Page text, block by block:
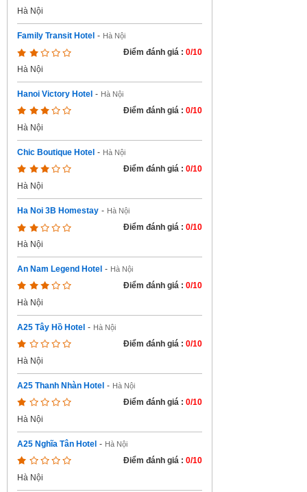
Hà Nội
Family Transit Hotel - Hà Nội
Điểm đánh giá : 0/10
Hà Nội
Hanoi Victory Hotel - Hà Nội
Điểm đánh giá : 0/10
Hà Nội
Chic Boutique Hotel - Hà Nội
Điểm đánh giá : 0/10
Hà Nội
Ha Noi 3B Homestay - Hà Nội
Điểm đánh giá : 0/10
Hà Nội
An Nam Legend Hotel - Hà Nội
Điểm đánh giá : 0/10
Hà Nội
A25 Tây Hồ Hotel - Hà Nội
Điểm đánh giá : 0/10
Hà Nội
A25 Thanh Nhàn Hotel - Hà Nội
Điểm đánh giá : 0/10
Hà Nội
A25 Nghĩa Tân Hotel - Hà Nội
Điểm đánh giá : 0/10
Hà Nội